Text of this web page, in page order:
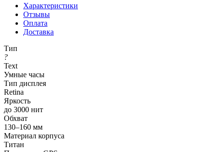
Характеристики
Отзывы
Оплата
Доставка
Тип
?
Text
Умные часы
Тип дисплея
Retina
Яркость
до 3000 нит
Обхват
130–160 мм
Материал корпуса
Титан